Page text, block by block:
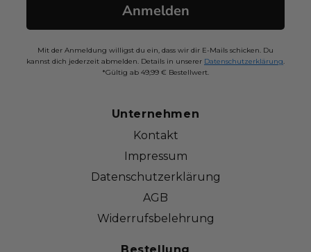
Anmelden
Mit der Anmeldung willigst du ein, dass wir dir E-Mails schicken. Du
kannst dich jederzeit abmelden. Details in unserer Datenschutzerklärung.
*Gültig ab 49,99 € Bestellwert.
Unternehmen
Kontakt
Impressum
Datenschutzerklärung
AGB
Widerrufsbelehrung